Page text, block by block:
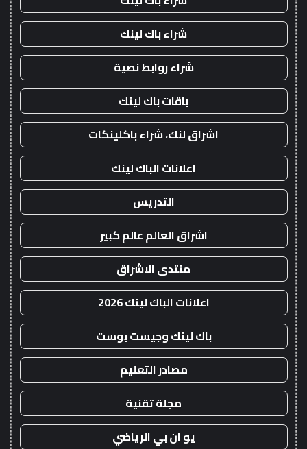
شراء باك لينك
شراء روابط نصية
باقات باك لينك
اشراق لنك، شراء باكلينكات
اعلانات الباك لينك
التدريس
اشراق العالم عالم كبير
منتدى الاشراق
اعلانات الباك لينك 2026
باك لينك وجيست بوست
مصادر التعليم
مجلة تقنية
يو ان بي الرياضي